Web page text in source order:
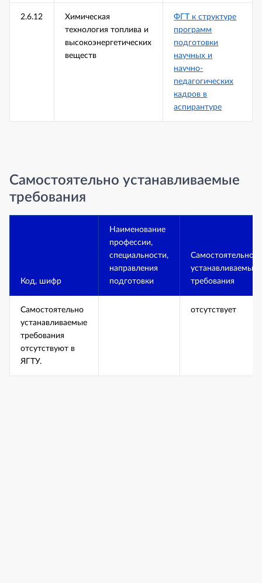
2.6.12
Химическая
технология топлива и
высокоэнергетических
веществ
ФГТ к структуре
программ
подготовки
научных и
научно-
педагогических
кадров в
аспирантуре
Самостоятельно устанавливаемые
требования
Код, шифр
Наименование
профессии,
специальности,
направления
подготовки
Самостоятельно
устанавливаемые
требования
Самостоятельно
устанавливаемые
требования
отсутствуют в
ЯГТУ.
отсутствует